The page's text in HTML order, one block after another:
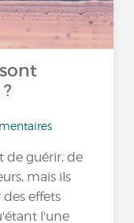
de guérir, de
mais ils
effets
l'une